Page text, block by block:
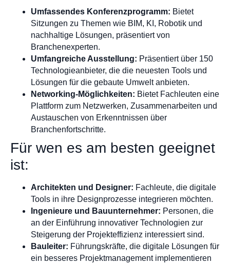
Umfassendes Konferenzprogramm: Bietet
Sitzungen zu Themen wie BIM, KI, Robotik und
nachhaltige Lösungen, präsentiert von
Branchenexperten.
Umfangreiche Ausstellung: Präsentiert über 150
Technologieanbieter, die die neuesten Tools und
Lösungen für die gebaute Umwelt anbieten.
Networking-Möglichkeiten: Bietet Fachleuten eine
Plattform zum Netzwerken, Zusammenarbeiten und
Austauschen von Erkenntnissen über
Branchenfortschritte.
Für wen es am besten geeignet
ist:
Architekten und Designer: Fachleute, die digitale
Tools in ihre Designprozesse integrieren möchten.
Ingenieure und Bauunternehmer: Personen, die
an der Einführung innovativer Technologien zur
Steigerung der Projekteffizienz interessiert sind.
Bauleiter: Führungskräfte, die digitale Lösungen für
ein besseres Projektmanagement implementieren